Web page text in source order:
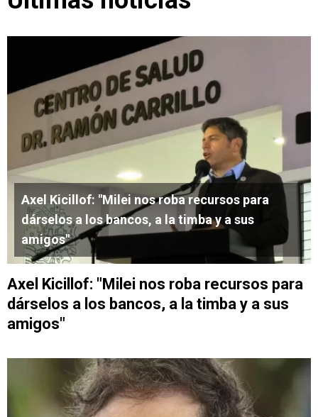
Axel Kicillof: "Milei nos roba recursos para
dárselos a los bancos, a la timba y a sus
amigos"
Axel Kicillof: "Milei nos roba recursos para
dárselos a los bancos, a la timba y a sus
amigos"